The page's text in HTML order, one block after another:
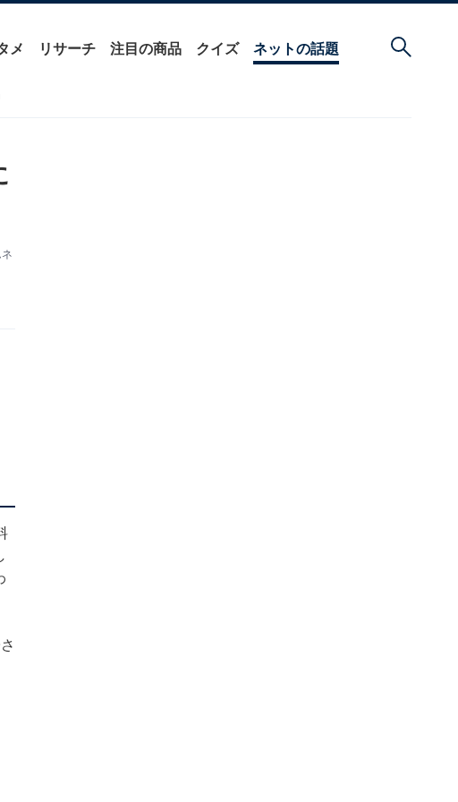
メ リサーチ 注目の商品 クイズ ネットの話題